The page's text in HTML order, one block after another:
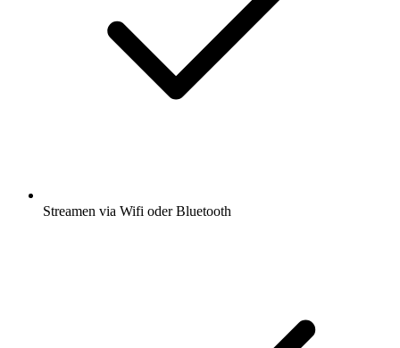
Streamen via Wifi oder Bluetooth